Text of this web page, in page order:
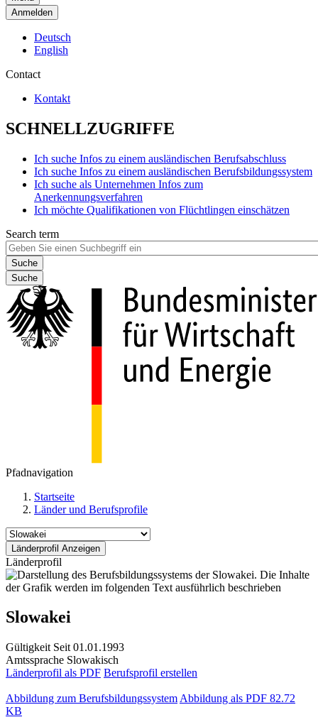
Anmelden
Deutsch
English
Contact
Kontakt
SCHNELLZUGRIFFE
Ich suche Infos zu einem ausländischen Berufsabschluss
Ich suche Infos zu einem ausländischen Berufsbildungssystem
Ich suche als Unternehmen Infos zum
Anerkennungsverfahren
Ich möchte Qualifikationen von Flüchtlingen einschätzen
Search term
Suche
Pfadnavigation
Startseite
Länder und Berufsprofile
Länderprofil
Slowakei
Gültigkeit Seit 01.01.1993
Amtssprache Slowakisch
Länderprofil als PDF Berufsprofil erstellen
Abbildung zum Berufsbildungssystem Abbildung als PDF 82.72
KB